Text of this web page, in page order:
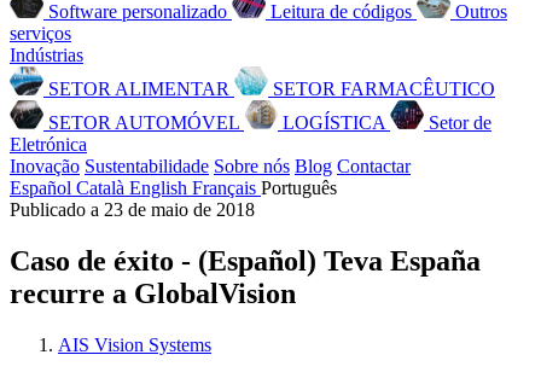
Software personalizado
Leitura de códigos
Outros
serviços
Indústrias
SETOR ALIMENTAR
SETOR FARMACÊUTICO
SETOR AUTOMÓVEL
LOGÍSTICA
Setor de
Eletrónica
Inovação Sustentabilidade Sobre nós Blog Contactar
Español Català English Français Português
Publicado a 23 de maio de 2018
Caso de éxito - (Español) Teva España
recurre a GlobalVision
AIS Vision Systems